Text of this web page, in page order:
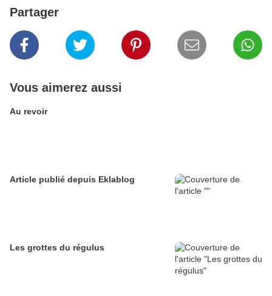
Partager
Vous aimerez aussi
Au revoir
Article publié depuis Eklablog
Les grottes du régulus